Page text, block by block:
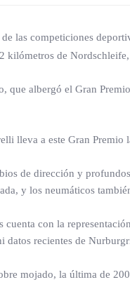
las competiciones
kilómetros de
que albergó el Gran
lleva a este Gran
de dirección y
y los neumáticos
cuenta con la
recientes de
mojado, la última de